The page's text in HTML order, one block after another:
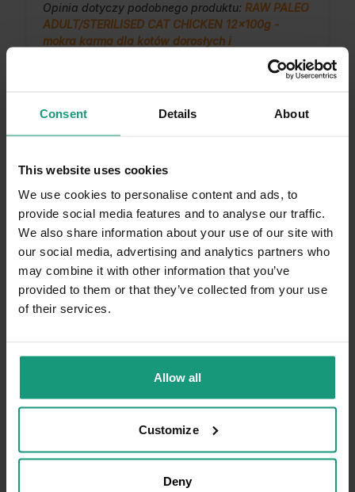
Consent Details About
This website uses cookies
We use cookies to personalise content and ads, to
provide social media features and to analyse our traffic.
We also share information about your use of our site with
our social media, advertising and analytics partners who
may combine it with other information that you’ve
provided to them or that they’ve collected from your use
of their services.
Allow all
Customize
Deny
Dziękujemy i pozdrawiamy serdecznie!
Opinia dotyczy podobnego produktu: RAW PALEO
ADULT/STERILISED CAT CHICKEN 12x100g -
mokra karma dla kotów dorosłych i
Dziękujemy za miłe słowa! Cieszymy się, że
możemy zapewnić odpowiednią obsługę tak
świetnym klientom. Dziękujemy raz jeszcze!
Józef zweryfikowano
5
Odpowiednia dla kotów po zabiegu sterylizacji.
Świetna karma dla kota
0
5
0
0